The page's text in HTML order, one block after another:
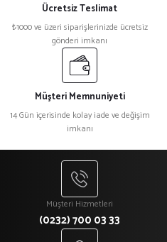
Ücretsiz Teslimat
₺1000 ve üzeri siparişlerinizde ücretsiz
gönderi imkanı
Müşteri Memnuniyeti
14 Gün içerisinde kolay iade ve değişim
imkanı
Müşteri Hizmetleri
(0232) 700 03 33